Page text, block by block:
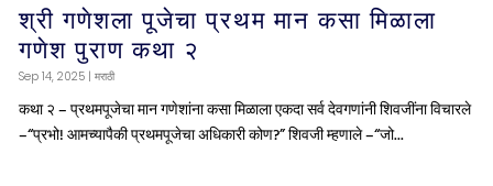
श्री गणेशला पूजेचा प्रथम मान कसा मिळाला
गणेश पुराण कथा २
Sep 14, 2025| मराठी
कथा २ – प्रथमपूजेचा मान गणेशांना कसा मिळाला एकदा सर्व देवगणांनी शिवजींना विचारले
–“प्रभो! आमच्यापैकी प्रथमपूजेचा अधिकारी कोण?” शिवजी म्हणाले –“जो...